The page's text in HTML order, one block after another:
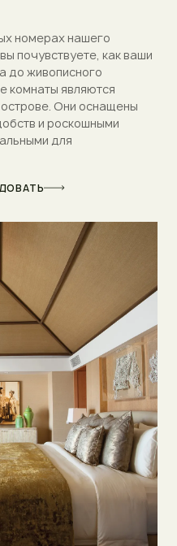
номерах нашего
почувствуете, как ваши
до живописного
комнаты являются
Они оснащены
и роскошными
для